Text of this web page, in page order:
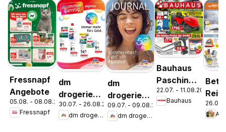
Fressnapf
Angebote
05.08. - 08.08.2026
Fressnapf
dm
drogerie
markt
Journal
30.07. - 26.08.2026
dm drogerie markt
dm
drogerie
markt
Journal
09.07. - 09.08.2026
dm drogerie markt
Bauhaus
Pasching,
Wels,
Steyr
22.07. - 11.08.2026
Bauhaus
26.07.